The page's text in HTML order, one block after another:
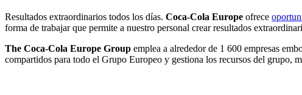
Resultados extraordinarios todos los días. Coca-Cola Europe ofrece
forma de trabajar que permite a nuestro personal crear resultados
The Coca-Cola Europe Group emplea a alrededor de 1 600 empresas
compartidos para todo el Grupo Europeo y gestiona los recursos del grupo,